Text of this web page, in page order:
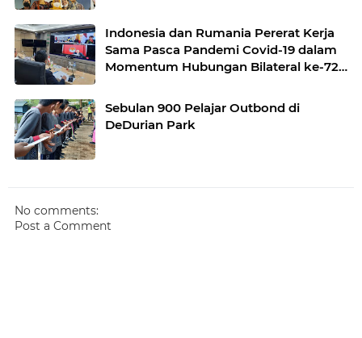
Indonesia dan Rumania Pererat Kerja
Sama Pasca Pandemi Covid-19 dalam
Momentum Hubungan Bilateral ke-72
Sebulan 900 Pelajar Outbond di
DeDurian Park
No comments:
Post a Comment